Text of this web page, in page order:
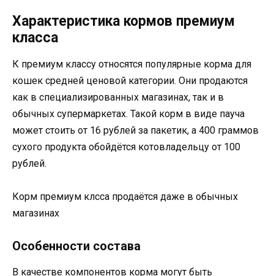
Характеристика кормов премиум
класса
К премиум классу относятся популярные корма для
кошек средней ценовой категории. Они продаются
как в специализированных магазинах, так и в
обычных супермаркетах. Такой корм в виде пауча
может стоить от 16 рублей за пакетик, а 400 граммов
сухого продукта обойдётся котовладельцу от 100
рублей.
Корм премиум клсса продаётся даже в обычных
магазинах
Особенности состава
В качестве компонентов корма могут быть